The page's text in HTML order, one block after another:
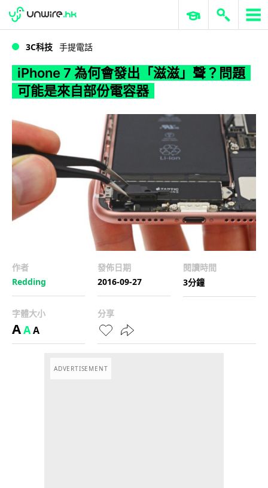
WWDC 2026 ERP 與商業 AI
3C科技 手提電話
iPhone 7 為何會發出「滋滋」聲？問題
可能是來自部份電容器
作者
Redding
發佈日期
2016-09-27
閱讀時間
3分鐘
字體大小
AAA
分享
ADVERTISEMENT